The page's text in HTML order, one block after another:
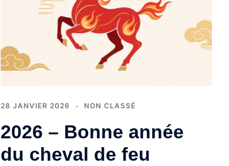
28 JANVIER 2026 NON CLASSÉ
2026 – Bonne année
du cheval de feu